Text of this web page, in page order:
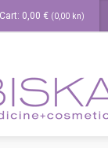
Cart: 0,00 € (0,00 kn)